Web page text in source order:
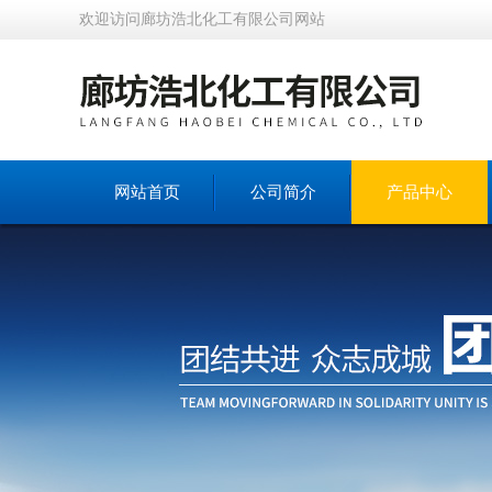
欢迎访问廊坊浩北化工有限公司网站
网站首页 公司简介 产品中心